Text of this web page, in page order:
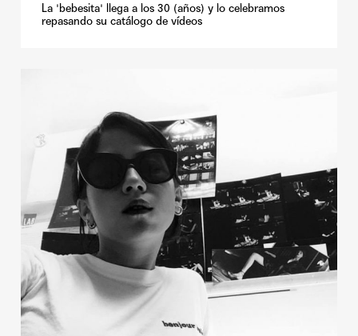
La 'bebesita' llega a los 30 (años) y lo celebramos
repasando su catálogo de vídeos